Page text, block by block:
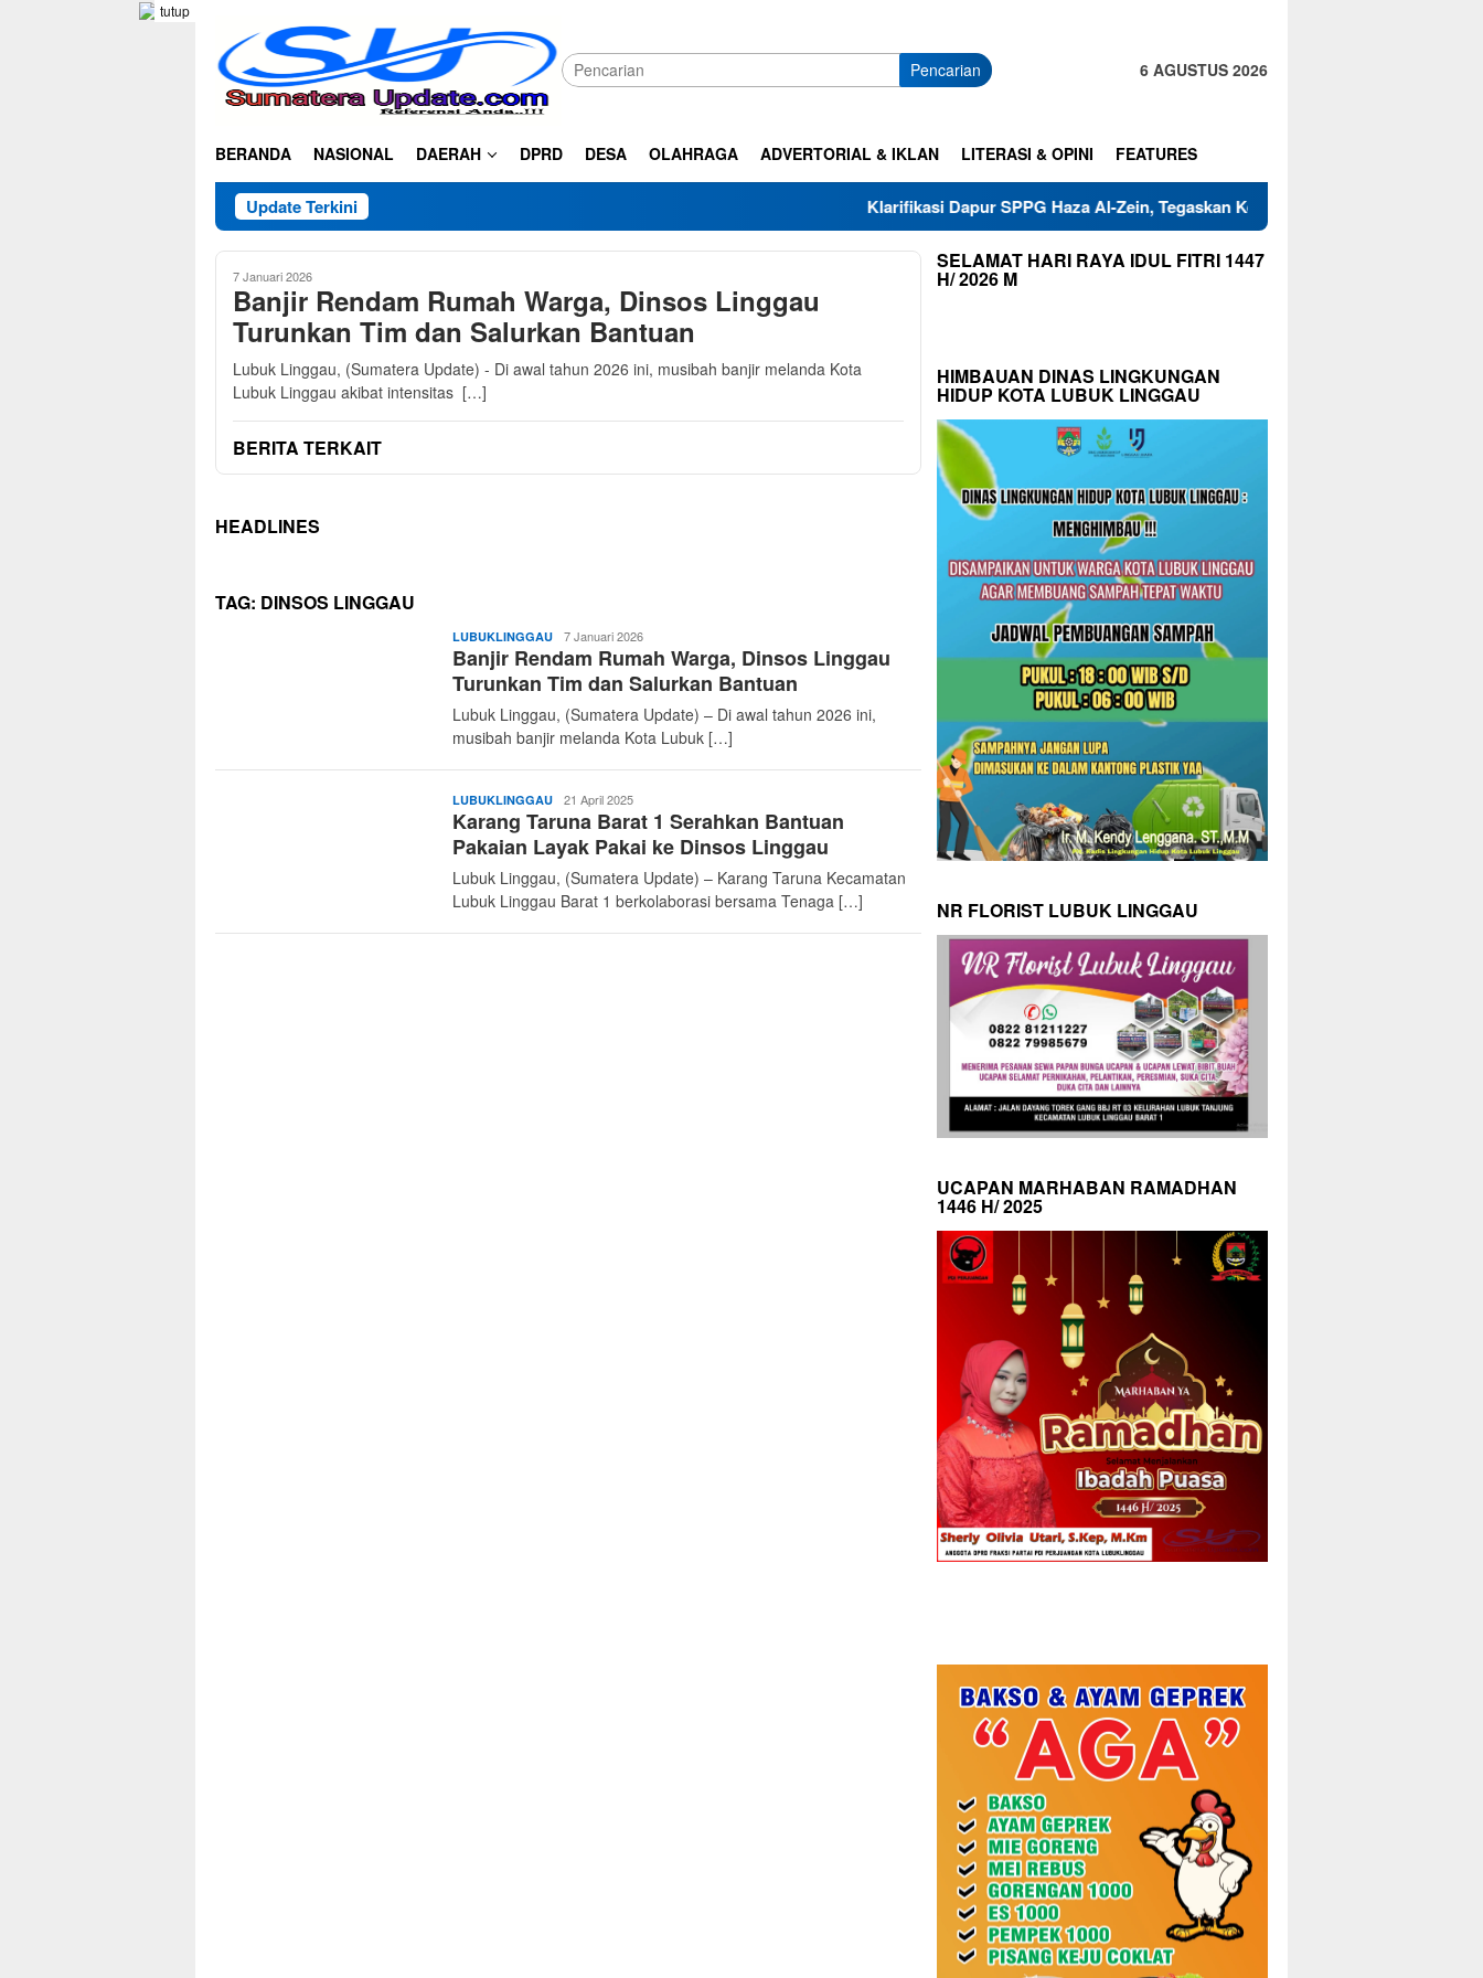
konten
tutup
Pencarian 6 AGUSTUS 2026
BERANDA NASIONAL DAERAH DPRD DESA OLAHRAGA ADVERTORIAL & IKLAN LITERASI & OPINI FEATURES
Update Terkini Klarifikasi Dapur SPPG Haza Al-Zein, Tegaskan Komitmen Jaga Mutu Makanan
7 Januari 2026
Banjir Rendam Rumah Warga, Dinsos Linggau
Turunkan Tim dan Salurkan Bantuan
Lubuk Linggau, (Sumatera Update) - Di awal tahun 2026 ini, musibah banjir melanda Kota
Lubuk Linggau akibat intensitas […]
BERITA TERKAIT
HEADLINES
TAG: DINSOS LINGGAU
LUBUKLINGGAUadmin
7 Januari 2026
Banjir Rendam Rumah Warga, Dinsos Linggau
Turunkan Tim dan Salurkan Bantuan
Lubuk Linggau, (Sumatera Update) – Di awal tahun 2026 ini,
musibah banjir melanda Kota Lubuk […]
LUBUKLINGGAUadmin
21 April 2025
Karang Taruna Barat 1 Serahkan Bantuan
Pakaian Layak Pakai ke Dinsos Linggau
Lubuk Linggau, (Sumatera Update) – Karang Taruna Kecamatan
Lubuk Linggau Barat 1 berkolaborasi bersama Tenaga […]
SELAMAT HARI RAYA IDUL FITRI 1447
H/ 2026 M
HIMBAUAN DINAS LINGKUNGAN
HIDUP KOTA LUBUK LINGGAU
NR FLORIST LUBUK LINGGAU
UCAPAN MARHABAN RAMADHAN
1446 H/ 2025